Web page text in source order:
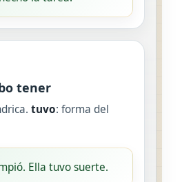
tener
tuvo: forma del
Ella tuvo suerte.